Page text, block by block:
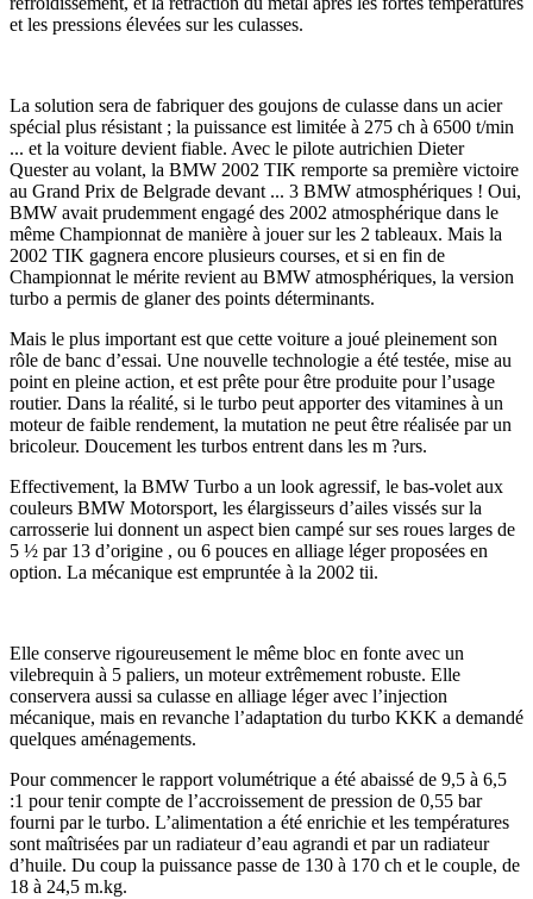
et les pressions élevées sur les culasses.
La solution sera de fabriquer des goujons de culasse dans un acier
spécial plus résistant ; la puissance est limitée à 275 ch à 6500 t/min
... et la voiture devient fiable. Avec le pilote autrichien Dieter
Quester au volant, la BMW 2002 TIK remporte sa première victoire
au Grand Prix de Belgrade devant ... 3 BMW atmosphériques ! Oui,
BMW avait prudemment engagé des 2002 atmosphérique dans le
même Championnat de manière à jouer sur les 2 tableaux. Mais la
2002 TIK gagnera encore plusieurs courses, et si en fin de
Championnat le mérite revient au BMW atmosphériques, la version
turbo a permis de glaner des points déterminants.
Mais le plus important est que cette voiture a joué pleinement son
rôle de banc d’essai. Une nouvelle technologie a été testée, mise au
point en pleine action, et est prête pour être produite pour l’usage
routier. Dans la réalité, si le turbo peut apporter des vitamines à un
moteur de faible rendement, la mutation ne peut être réalisée par un
bricoleur. Doucement les turbos entrent dans les m ?urs.
Effectivement, la BMW Turbo a un look agressif, le bas-volet aux
couleurs BMW Motorsport, les élargisseurs d’ailes vissés sur la
carrosserie lui donnent un aspect bien campé sur ses roues larges de
5 ½ par 13 d’origine , ou 6 pouces en alliage léger proposées en
option. La mécanique est empruntée à la 2002 tii.
Elle conserve rigoureusement le même bloc en fonte avec un
vilebrequin à 5 paliers, un moteur extrêmement robuste. Elle
conservera aussi sa culasse en alliage léger avec l’injection
mécanique, mais en revanche l’adaptation du turbo KKK a demandé
quelques aménagements.
Pour commencer le rapport volumétrique a été abaissé de 9,5 à 6,5
:1 pour tenir compte de l’accroissement de pression de 0,55 bar
fourni par le turbo. L’alimentation a été enrichie et les températures
sont maîtrisées par un radiateur d’eau agrandi et par un radiateur
d’huile. Du coup la puissance passe de 130 à 170 ch et le couple, de
18 à 24,5 m.kg.